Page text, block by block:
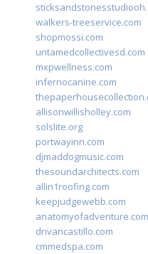
walkers-treeservice.com
shopmossi.com
untamedcollectivesd.com
mxpwellness.com
infernocanine.com
allisonwillisholley.com
solslite.org
portwayinn.com
djmaddogmusic.com
thesoundarchitects.com
allin1roofing.com
keepjudgewebb.com
anatomyofadventure.com
drivancastillo.com
cmmedspa.com